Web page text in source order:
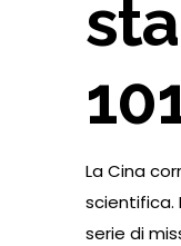
La Cina
scientifica.
serie di